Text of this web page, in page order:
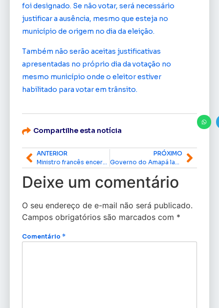
foi designado. Se não votar, será necessário
justificar a ausência, mesmo que esteja no
município de origem no dia da eleição.
Também não serão aceitas justificativas
apresentadas no próprio dia da votação no
mesmo município onde o eleitor estiver
habilitado para votar em trânsito.
Compartilhe esta notícia
ANTERIOR
Ministro francês encerra missão diplomática no Amapá com acordo que elimina exigência de visto para a Guiana Francesa
PRÓXIMO
Governo do Amapá lança programa Ronda Minibox para reforçar segurança de pequenos comércios
Deixe um comentário
O seu endereço de e-mail não será publicado.
Campos obrigatórios são marcados com *
Comentário *